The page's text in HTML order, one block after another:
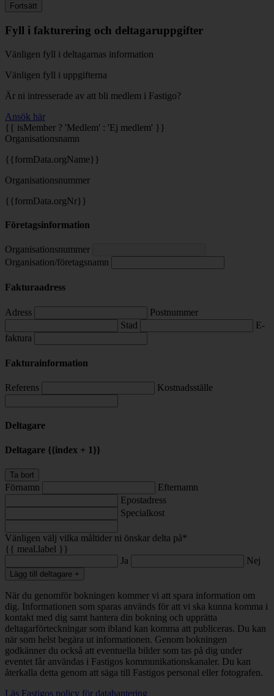
Fortsätt
Fyll i fakturering och deltagaruppgifter
Vänligen fyll i deltagarnas information
Vänligen fyll i uppgifterna
Är ni intresserade av att bli medlem i Fastigo?
Ansök här
{{ isMember ? 'Medlem' : 'Ej medlem' }}
Organisationsnamn
{{formData.orgName}}
Organisationsnummer
{{formData.orgNr}}
Företagsinformation
Organisationsnummer
Organisation/företagsnamn
Fakturaadress
Adress
Postnummer
Stad
E-
faktura
Fakturainformation
Referens Kostnadsställe
Deltagare
Deltagare {{index + 1}}
Ta bort
Förnamn
Efternamn
Epostadress
Specialkost
Vänligen välj vilka måltider ni önskar delta på*
{{ meal.label }}
Ja
Nej
Lägg till deltagare +
När du genomför bokningen kommer vi att spara information om
dig. Informationen som sparas används för att vi ska kunna komma i
kontakt med dig samt hantera din bokning och upprätta
deltagarförteckningar som ibland kan komma att publiceras. Du kan
när som helst begära ut informationen. Genom bokningen
godkänner du också att eventuella bilder som tas på dig under
eventet får användas i Fastigos kommunikationskanaler. Du kan
återkalla detta genom att säga till Fastigos personal eller fotografen.
Läs Fastigos policy för datahantering